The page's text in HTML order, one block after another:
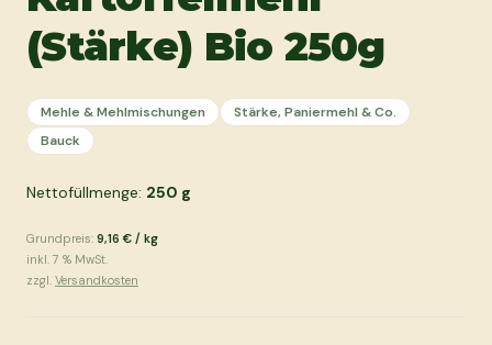
(Stärke) Bio 250g
Mehle & Mehlmischungen
Stärke, Paniermehl & Co.
Bauck
Nettofüllmenge: 250 g
Grundpreis: 9,16 € / kg
inkl. 7 % MwSt.
zzgl. Versandkosten